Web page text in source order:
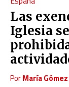
Las
Iglesia
PorMaría Gómez